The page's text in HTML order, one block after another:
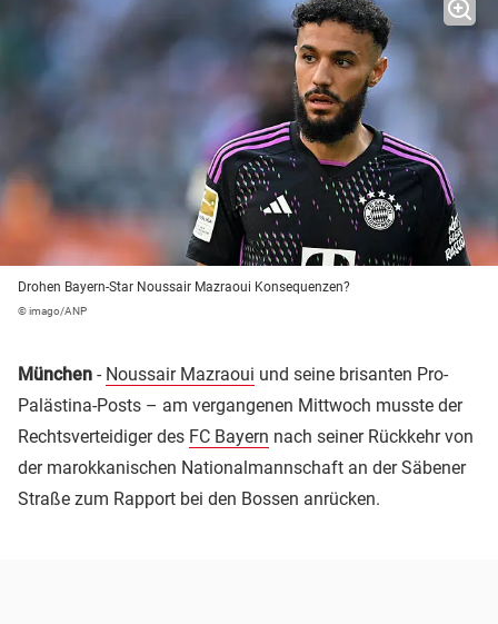
Drohen Bayern-Star Noussair Mazraoui Konsequenzen?
© imago/ANP
München - Noussair Mazraoui und seine brisanten Pro-
Palästina-Posts – am vergangenen Mittwoch musste der
Rechtsverteidiger des FC Bayern nach seiner Rückkehr von
der marokkanischen Nationalmannschaft an der Säbener
Straße zum Rapport bei den Bossen anrücken.